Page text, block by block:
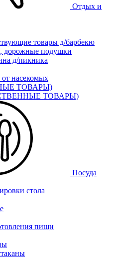
Отдых и
товары д/барбекю
дорожные подушки
д/пикника
насекомых
ТОВАРЫ)
ТОВАРЫ)
Посуда
стола
пищи